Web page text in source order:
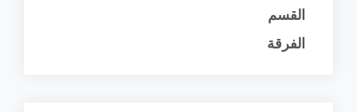
القسم
الفرقة